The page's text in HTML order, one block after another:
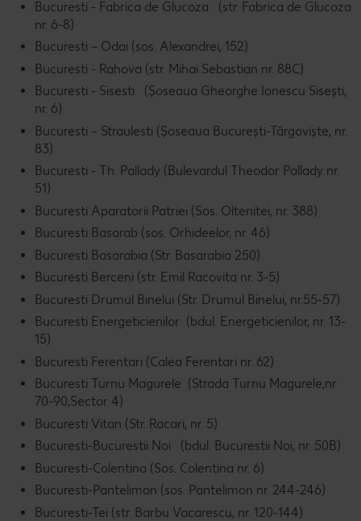
Bucuresti - Fabrica de Glucoza (str. Fabrica de Glucoza
nr. 6-8)
Bucuresti – Odai (sos. Alexandrei, 152)
Bucuresti - Rahova (str. Mihai Sebastian nr. 88C)
Bucuresti - Sisesti (Șoseaua Gheorghe Ionescu Sisești,
nr. 6)
Bucuresti – Straulesti (Șoseaua București-Târgoviște, nr.
83)
Bucuresti - Th. Pallady (Bulevardul Theodor Pallady nr.
51)
Bucuresti Aparatorii Patriei (Sos. Oltenitei, nr. 388)
Bucuresti Basarab (sos. Orhideelor, nr. 46)
Bucuresti Basarabia (Str. Basarabia 250)
Bucuresti Berceni (str. Emil Racovita nr. 3-5)
Bucuresti Drumul Binelui (Str. Drumul Binelui, nr.55-57)
Bucuresti Energeticienilor (bdul. Energeticienilor, nr. 13-
15)
Bucuresti Ferentari (Calea Ferentari nr. 62)
Bucuresti Turnu Magurele (Strada Turnu Magurele,nr
70-90,Sector 4)
Bucuresti Vitan (Str. Racari, nr. 5)
Bucuresti-Bucurestii Noi (bdul. Bucurestii Noi, nr. 50B)
Bucuresti-Colentina (Sos. Colentina nr. 6)
Bucuresti-Pantelimon (sos. Pantelimon nr. 244-246)
Bucuresti-Tei (str. Barbu Vacarescu, nr. 120-144)